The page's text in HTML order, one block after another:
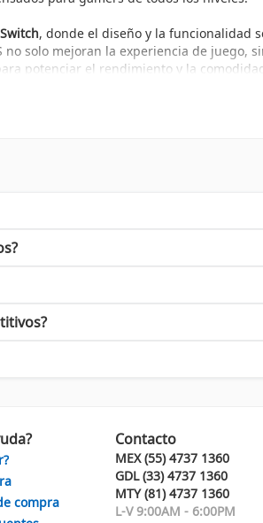
, donde el diseño y la funcionalidad
solo mejoran la experiencia de
potenciar el rendimiento y la
nacional, sino también
En 2022, RDS reportó un
RDS.
preferida entre los gamers más
compra
Contacto
MEX (55) 4737 1360
GDL (33) 4737 1360
MTY (81) 4737 1360
L-V 9:00AM - 6:00PM